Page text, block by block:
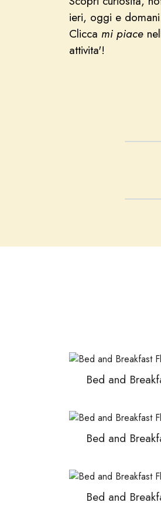
ieri, oggi e
Clicca mi piace
attivita'!
Bed and
Bed and
Bed and